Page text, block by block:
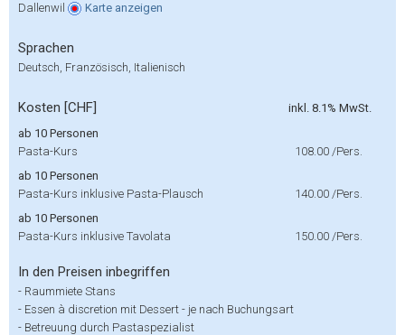
Dallenwil Karte anzeigen
Sprachen
Deutsch, Französisch, Italienisch
Kosten [CHF]
inkl. 8.1% MwSt.
ab 10 Personen
Pasta-Kurs
108.00 /Pers.
ab 10 Personen
Pasta-Kurs inklusive Pasta-Plausch
140.00 /Pers.
ab 10 Personen
Pasta-Kurs inklusive Tavolata
150.00 /Pers.
In den Preisen inbegriffen
- Raummiete Stans
- Essen à discretion mit Dessert - je nach Buchungsart
- Betreuung durch Pastaspezialist